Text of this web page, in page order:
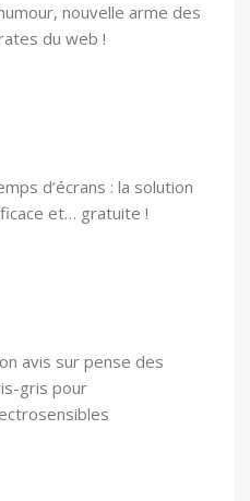
nouvelle arme des
du web !
d’écrans : la solution
et… gratuite !
avis sur pense des
gris pour